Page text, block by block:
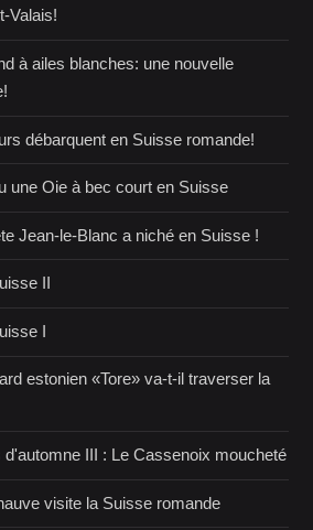
Valais!
à ailes blanches: une nouvelle
débarquent en Suisse romande!
une Oie à bec court en Suisse
Jean-le-Blanc a niché en Suisse !
II
I
estonien «Tore» va-t-il traverser la
d'automne III : Le Cassenoix moucheté
visite la Suisse romande